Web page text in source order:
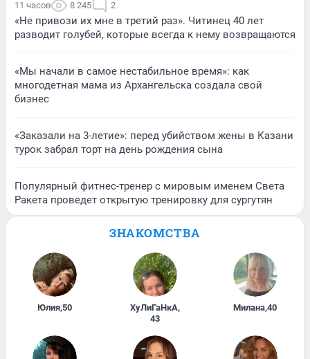
11 часов 8 245 2
«Не привози их мне в третий раз». Читинец 40 лет
разводит голубей, которые всегда к нему возвращаются
«Мы начали в самое нестабильное время»: как
многодетная мама из Архангельска создала свой
бизнес
«Заказали на 3-летие»: перед убийством жены в Казани
турок забрал торт на день рождения сына
Популярный фитнес-тренер с мировым именем Света
Ракета проведет открытую тренировку для сургутян
ЗНАКОМСТВА
Юлия,50 ХуЛиГаНкА,
43
Милана,40